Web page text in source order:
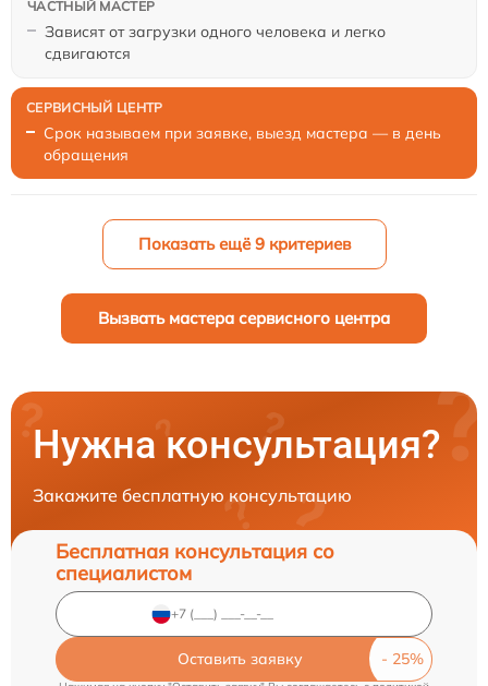
Зависят от загрузки одного человека и легко
сдвигаются
Срок называем при заявке, выезд мастера — в день
обращения
Показать ещё 9 критериев
Вызвать мастера сервисного центра
Нужна консультация?
Закажите бесплатную консультацию
Бесплатная консультация со
специалистом
Оставить заявку